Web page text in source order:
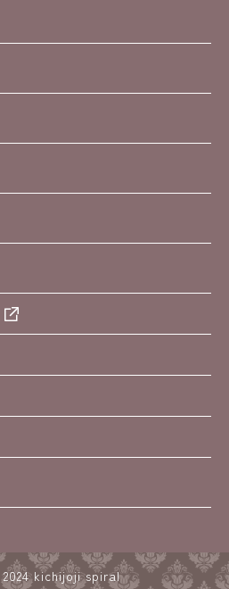
kichijoji spiral